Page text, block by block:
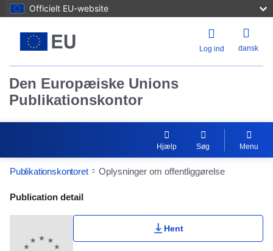
Officielt EU-website
Log ind dansk
Den Europæiske Unions
Publikationskontor
Hjælp Søg Menu
Publikationskontoret Oplysninger om offentliggørelse
Publication Detail Actions Portlet
Publication detail
Hent